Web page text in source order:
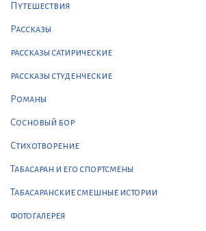
Путешествия
Рассказы
рассказы сатирические
рассказы студенческие
Романы
Сосновый бор
Стихотворение
Табасаран и его спортсмены
Табасаранские смешные истории
фотогалерея